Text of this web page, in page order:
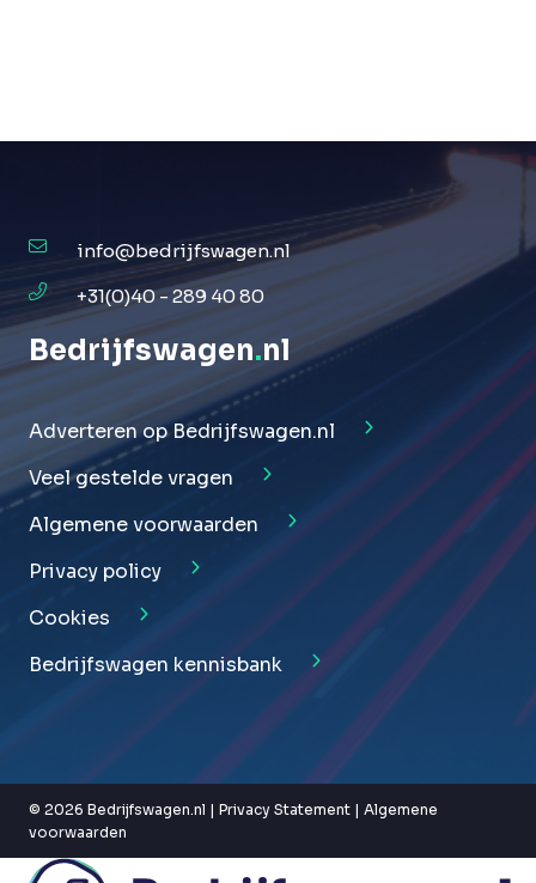
info@bedrijfswagen.nl
+31(0)40 - 289 40 80
Bedrijfswagen.nl
Adverteren op Bedrijfswagen.nl
Veel gestelde vragen
Algemene voorwaarden
Privacy policy
Cookies
Bedrijfswagen kennisbank
© 2026 Bedrijfswagen.nl | Privacy Statement | Algemene
voorwaarden